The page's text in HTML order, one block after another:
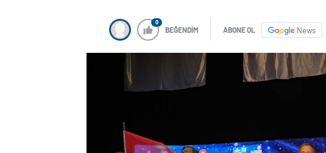
0
BEĞENDİM ABONE OL News